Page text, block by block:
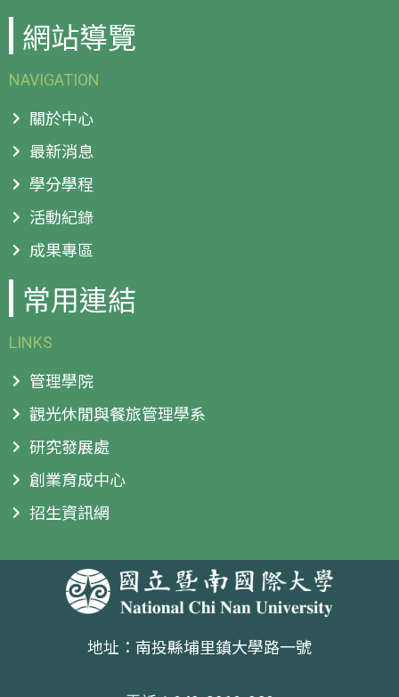
網站導覽
NAVIGATION
關於中心
最新消息
學分學程
活動紀錄
成果專區
常用連結
LINKS
管理學院
觀光休閒與餐旅管理學系
研究發展處
創業育成中心
招生資訊網
地址：南投縣埔里鎮大學路一號